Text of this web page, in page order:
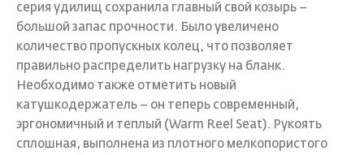
серия удилищ сохранила главный свой козырь –
большой запас прочности. Было увеличено
количество пропускных колец, что позволяет
правильно распределить нагрузку на бланк.
Необходимо также отметить новый
катушкодержатель – он теперь современный,
эргономичный и теплый (Warm Reel Seat). Рукоять
сплошная, выполнена из плотного мелкопористого